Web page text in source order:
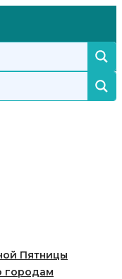
Пятницы
городам